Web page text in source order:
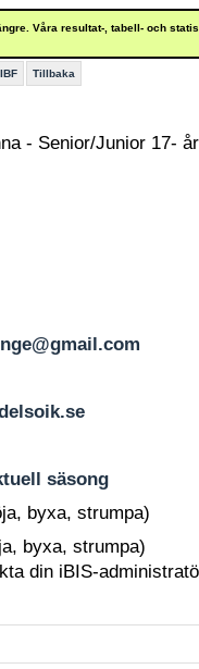
Våra resultat-, tabell- och
Tillbaka
- Senior/Junior 17- år
säsong
byxa, strumpa)
byxa, strumpa)
din iBIS-